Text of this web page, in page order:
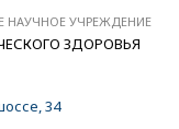
НАУЧНОЕ УЧРЕЖДЕНИЕ
ЗДОРОВЬЯ
34